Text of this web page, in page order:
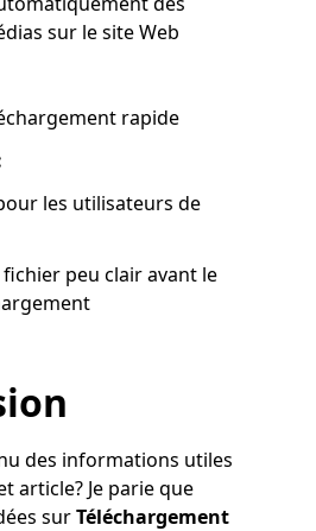
sur le site Web
rapide
les utilisateurs de
peu clair avant le
des informations utiles
article? Je parie que
surTéléchargement